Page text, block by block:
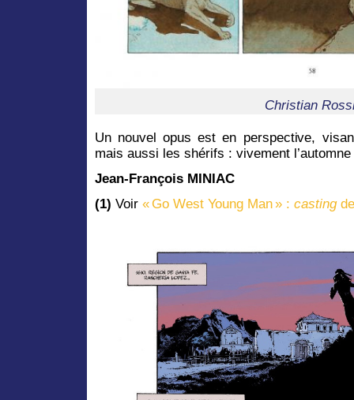
Christian
Un nouvel opus est en perspective,
mais aussi les shérifs : vivement
Jean-François MINIAC
(1) Voir « Go West Young Man » : casting